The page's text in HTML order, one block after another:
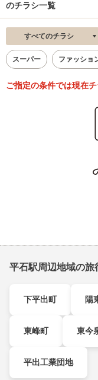
のチラシ一覧
すべてのチラシ
スーパー ファッショ
ご指定の条件では現在チ
平石駅周辺地域の旅
下平出町 陽
東峰町 東今
平出工業団地